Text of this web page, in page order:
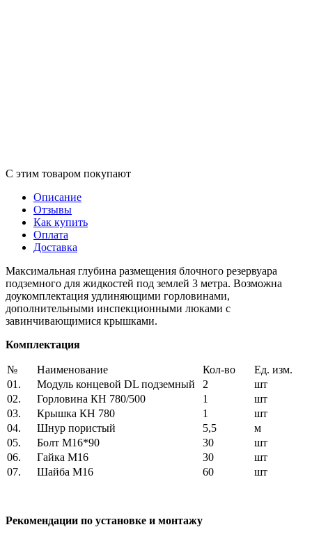
С этим товаром покупают
Описание
Отзывы
Как купить
Оплата
Доставка
Максимальная глубина размещения блочного резервуара
подземного для жидкостей под землей 3 метра. Возможна
доукомплектация удлиняющими горловинами,
дополнительными инспекционными люками с
завинчивающимися крышками.
Комплектация
№ Наименование Кол-во
Ед. изм.
01.
Модуль концевой DL подземный 2
шт
02.
Горловина КН 780/500 1
шт
03.
Крышка КН 780 1
шт
04.
Шнур пористый 5,5
м
05.
Болт М16*90 30
шт
06.
Гайка М16 30
шт
07.
Шайба М16 60 шт
Рекомендации по установке и монтажу